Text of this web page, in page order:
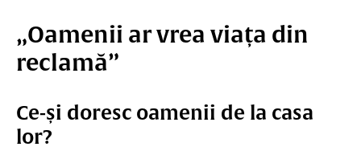
„Oamenii ar vrea viața din
reclamă”
Ce-și doresc oamenii de la casa
lor?